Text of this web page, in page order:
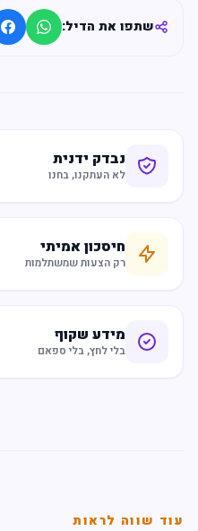
שתפו את הדיל:
נבדק ידנית
לא העתקנו, בחנו
חיסכון אמיתי
רק הצעות שמשתלמות
מידע שקוף
בלי לחץ, בלי ספאם
עוד שווה לראות